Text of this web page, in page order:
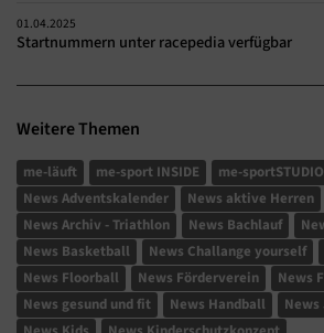
01.04.2025
Startnummern unter racepedia verfügbar
Weitere Themen
me-läuft me-sport INSIDE
me-sportSTUDIO
News Adventskalender
News aktive Herren
News Archiv - Triathlon
News Bachlauf
News Basketball
News Challange yourself
News Floorball
News Förderverein
News
News gesund und fit
News Handball News